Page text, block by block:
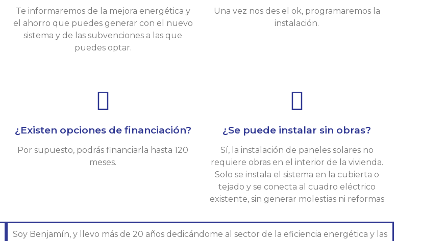
Te informaremos de la mejora energética y
el ahorro que puedes generar con el nuevo
sistema y de las subvenciones a las que
puedes optar.
Una vez nos des el ok, programaremos la
instalación.
¿Existen opciones de financiación?
Por supuesto, podrás financiarla hasta 120
meses.
¿Se puede instalar sin obras?
Sí, la instalación de paneles solares no
requiere obras en el interior de la vivienda.
Solo se instala el sistema en la cubierta o
tejado y se conecta al cuadro eléctrico
existente, sin generar molestias ni reformas
Soy Benjamín, y llevo más de 20 años dedicándome al sector de la eficiencia energética y las